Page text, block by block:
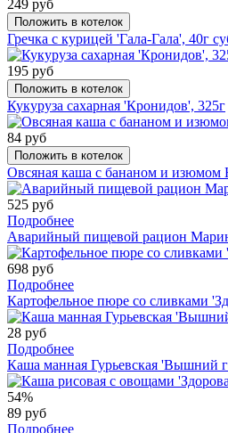
249 руб
Положить в котелок
Гречка с курицей 'Гала-Гала', 40г
195 руб
Положить в котелок
Кукуруза сахарная 'Кронидов', 325г
84 руб
Положить в котелок
Овсяная каша с бананом и изюмом
525 руб
Подробнее
Аварийный пищевой рацион
698 руб
Подробнее
Картофельное пюре со сливками
28 руб
Подробнее
Каша манная Гурьевская 'Вышний
54%
89 руб
Подробнее